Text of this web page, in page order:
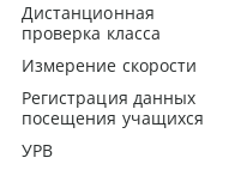
Дистанционная
проверка класса
Измерение скорости
Регистрация данных
посещения учащихся
УРВ